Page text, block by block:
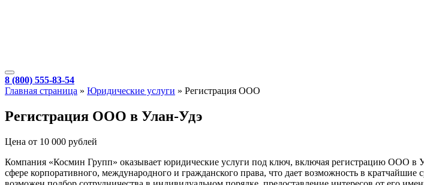
8 (800) 555-83-54
Главная страница » Юридические услуги » Регистрация ООО
Регистрация ООО в Улан-Удэ
Цена от 10 000 рублей
Компания «Космин Групп» оказывает юридические услуги под ключ, включая регистрацию ООО
сфере корпоративного, международного и гражданского права, что дает возможность в